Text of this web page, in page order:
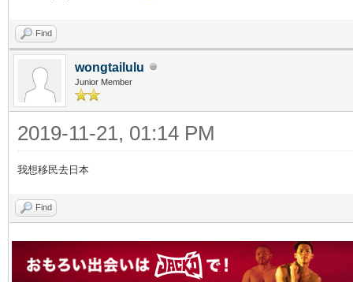
Find
wongtailulu
Junior Member
2019-11-21, 01:14 PM
我想移民去日本
Find